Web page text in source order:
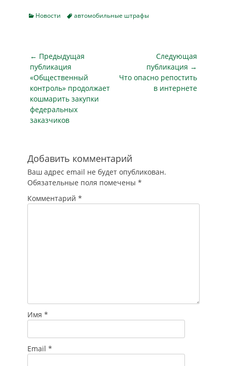
полиса ОСАГО
наказание за
зимнюю резину.
Поверьте, это не
МВД России, -
написала в
телеграм-канале
официальный
представитель МВД
России Ирина Волк.
Глава ГИБДД
России…
Categories
Новости Tagsавтомобильные штрафы
Навигация
по
записям
← Предыдущая
публикация
Предыдущая
публикация
«Общественный
контроль» продолжает
кошмарить закупки
федеральных
заказчиков
Следующая
публикация →
Следующая
публикация
Что опасно репостить
в интернете
Добавить комментарий
Ваш адрес email не будет опубликован.
Обязательные поля помечены *
Комментарий *
Имя *
Email *